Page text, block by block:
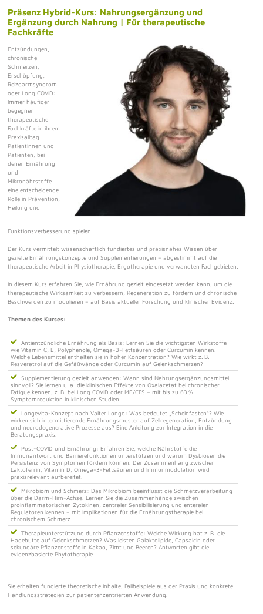
Präsenz Hybrid-Kurs: Nahrungsergänzung und
Ergänzung durch Nahrung | Für therapeutische
Fachkräfte
Entzündungen,
chronische
Schmerzen,
Erschöpfung,
Reizdarmsyndrom
oder Long COVID:
Immer häufiger
begegnen
therapeutische
Fachkräfte in ihrem
Praxisalltag
Patientinnen und
Patienten, bei
denen Ernährung
und
Mikronährstoffe
eine entscheidende
Rolle in Prävention,
Heilung und
Funktionsverbesserung spielen.
Der Kurs vermittelt wissenschaftlich fundiertes und praxisnahes Wissen über
gezielte Ernährungskonzepte und Supplementierungen – abgestimmt auf die
therapeutische Arbeit in Physiotherapie, Ergotherapie und verwandten Fachgebieten.
In diesem Kurs erfahren Sie, wie Ernährung gezielt eingesetzt werden kann, um die
therapeutische Wirksamkeit zu verbessern, Regeneration zu fördern und chronische
Beschwerden zu modulieren – auf Basis aktueller Forschung und klinischer Evidenz.
Themen des Kurses:
Antientzündliche Ernährung als Basis: Lernen Sie die wichtigsten Wirkstoffe
wie Vitamin C, E, Polyphenole, Omega-3-Fettsäuren oder Curcumin kennen.
Welche Lebensmittel enthalten sie in hoher Konzentration? Wie wirkt z. B.
Resveratrol auf die Gefäßwände oder Curcumin auf Gelenkschmerzen?
Supplementierung gezielt anwenden: Wann sind Nahrungsergänzungsmittel
sinnvoll? Sie lernen u. a. die klinischen Effekte von Oxalacetat bei chronischer
Fatigue kennen, z. B. bei Long COVID oder ME/CFS – mit bis zu 63 %
Symptomreduktion in klinischen Studien.
Longevità-Konzept nach Valter Longo: Was bedeutet „Scheinfasten“? Wie
wirken sich intermittierende Ernährungsmuster auf Zellregeneration, Entzündung
und neurodegenerative Prozesse aus? Eine Anleitung zur Integration in die
Beratungspraxis.
Post-COVID und Ernährung: Erfahren Sie, welche Nährstoffe die
Immunantwort und Barrierefunktionen unterstützen und warum Dysbiosen die
Persistenz von Symptomen fördern können. Der Zusammenhang zwischen
Laktoferrin, Vitamin D, Omega-3-Fettsäuren und Immunmodulation wird
praxisrelevant aufbereitet.
Mikrobiom und Schmerz: Das Mikrobiom beeinflusst die Schmerzverarbeitung
über die Darm-Hirn-Achse. Lernen Sie die Zusammenhänge zwischen
proinflammatorischen Zytokinen, zentraler Sensibilisierung und enteralen
Regulatoren kennen – mit Implikationen für die Ernährungstherapie bei
chronischem Schmerz.
Therapieunterstützung durch Pflanzenstoffe: Welche Wirkung hat z. B. die
Hagebutte auf Gelenkschmerzen? Was leisten Galaktolipide, Capsaicin oder
sekundäre Pflanzenstoffe in Kakao, Zimt und Beeren? Antworten gibt die
evidenzbasierte Phytotherapie.
Sie erhalten fundierte theoretische Inhalte, Fallbeispiele aus der Praxis und konkrete
Handlungsstrategien zur patientenzentrierten Anwendung.